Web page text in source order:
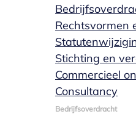
Rechtsvormen
Stichting en
Commercieel
Consultancy
Bedrijfsoverdracht